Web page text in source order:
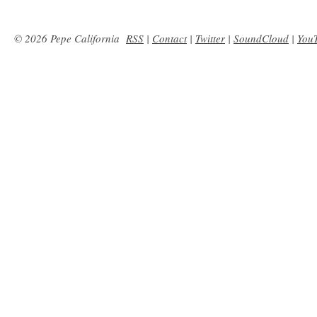
© 2026 Pepe California RSS | Contact| Twitter | SoundCloud |